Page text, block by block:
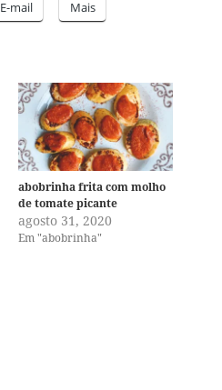
E-mail Mais
abobrinha frita com molho
de tomate picante
agosto 31, 2020
Em "abobrinha"